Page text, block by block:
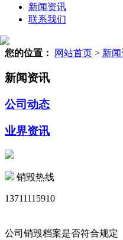
新闻资讯
联系我们
您的位置： 网站首页 > 新
新闻资讯
公司动态
业界资讯
销毁热线
13711115910
公司销毁档案是否符合规定